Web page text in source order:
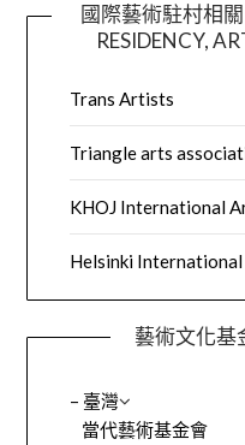
國際藝術駐村相
RESIDENCY,
Trans Artists
Triangle arts
KHOJ International
Helsinki
藝術文化基
– 臺灣
當代藝術基金會